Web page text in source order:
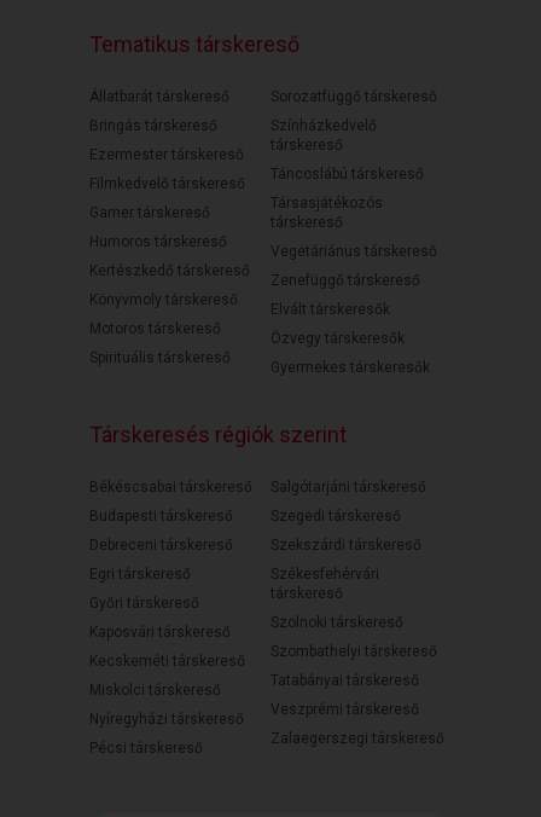
Tematikus társkereső
Állatbarát társkereső
Bringás társkereső
Ezermester társkereső
Filmkedvelő társkereső
Gamer társkereső
Humoros társkereső
Kertészkedő társkereső
Könyvmoly társkereső
Motoros társkereső
Spirituális társkereső
Sorozatfüggő társkereső
Színházkedvelő
társkereső
Táncoslábú társkereső
Társasjátékozós
társkereső
Vegetáriánus társkereső
Zenefüggő társkereső
Elvált társkeresők
Özvegy társkeresők
Gyermekes társkeresők
Társkeresés régiók szerint
Békéscsabai társkereső
Budapesti társkereső
Debreceni társkereső
Egri társkereső
Győri társkereső
Kaposvári társkereső
Kecskeméti társkereső
Miskolci társkereső
Nyíregyházi társkereső
Pécsi társkereső
Salgótarjáni társkereső
Szegedi társkereső
Szekszárdi társkereső
Székesfehérvári
társkereső
Szolnoki társkereső
Szombathelyi társkereső
Tatabányai társkereső
Veszprémi társkereső
Zalaegerszegi társkereső